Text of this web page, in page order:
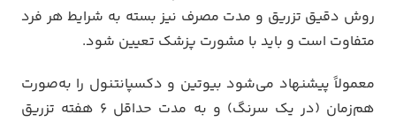
روش دقیق تزریق و مدت مصرف نیز بسته به شرایط هر فرد
متفاوت است و باید با مشورت پزشک تعیین شود.
معمولاً پیشنهاد می‌شود بیوتین و دکسپانتنول را به‌صورت
هم‌زمان (در یک سرنگ) و به مدت حداقل ۶ هفته تزریق